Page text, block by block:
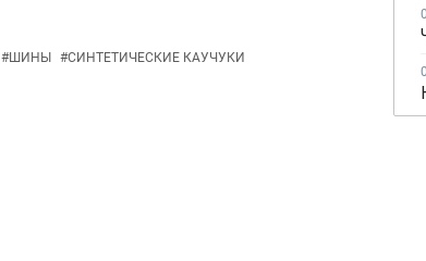
#ШИНЫ #СИНТЕТИЧЕСКИЕ КАУЧУКИ